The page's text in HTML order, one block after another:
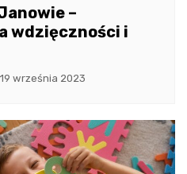
–
wdzięczności i
19 września 2023